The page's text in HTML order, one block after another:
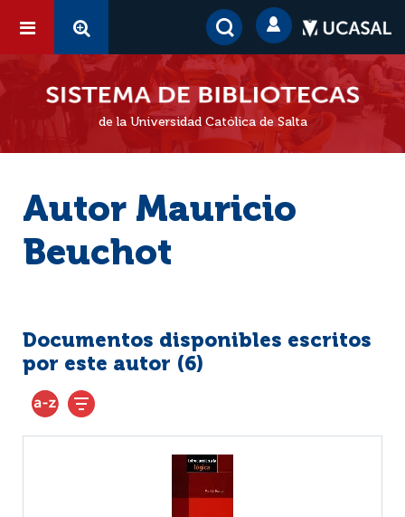
de la Universidad Católica de Salta
Autor Mauricio
Beuchot
Documentos disponibles escritos
por este autor (6)